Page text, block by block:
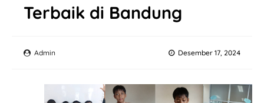
Terbaik di Bandung
Admin Desember 17, 2024